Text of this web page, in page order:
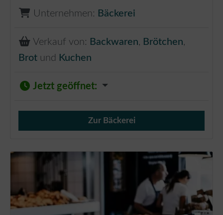
Unternehmen: Bäckerei
Verkauf von: Backwaren, Brötchen,
Brot und Kuchen
Jetzt geöffnet:
Verkauf von Brötchen,
Zur Bäckerei